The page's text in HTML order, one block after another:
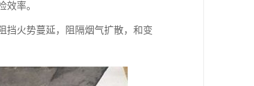
率。
挡火势蔓延，阻隔烟气扩散，和变